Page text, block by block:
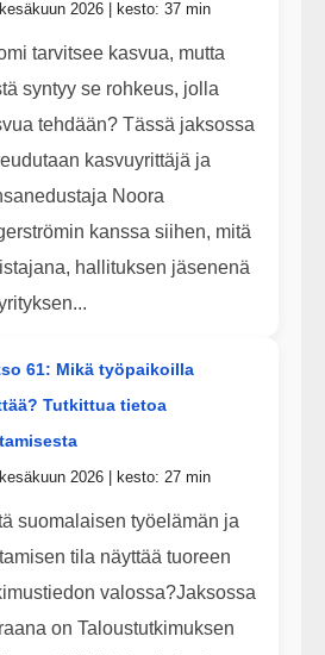
2026 | kesto: 37 min
tarvitsee kasvua, mutta
syntyy se rohkeus, jolla
tehdään? Tässä jaksossa
kasvuyrittäjä ja
Noora
kanssa siihen, mitä
hallituksen jäsenenä
61: Mikä työpaikoilla
Tutkittua tietoa
2026 | kesto: 27 min
suomalaisen työelämän ja
tila näyttää tuoreen
valossa?Jaksossa
on Taloustutkimuksen